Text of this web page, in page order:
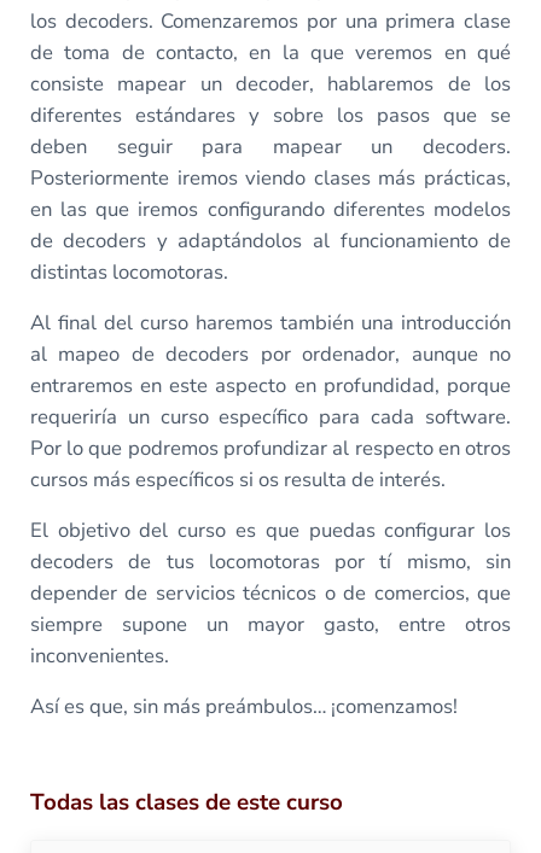
los decoders. Comenzaremos por una primera clase
de toma de contacto, en la que veremos en qué
consiste mapear un decoder, hablaremos de los
diferentes estándares y sobre los pasos que se
deben seguir para mapear un decoders.
Posteriormente iremos viendo clases más prácticas,
en las que iremos configurando diferentes modelos
de decoders y adaptándolos al funcionamiento de
distintas locomotoras.
Al final del curso haremos también una introducción
al mapeo de decoders por ordenador, aunque no
entraremos en este aspecto en profundidad, porque
requeriría un curso específico para cada software.
Por lo que podremos profundizar al respecto en otros
cursos más específicos si os resulta de interés.
El objetivo del curso es que puedas configurar los
decoders de tus locomotoras por tí mismo, sin
depender de servicios técnicos o de comercios, que
siempre supone un mayor gasto, entre otros
inconvenientes.
Así es que, sin más preámbulos… ¡comenzamos!
Todas las clases de este curso